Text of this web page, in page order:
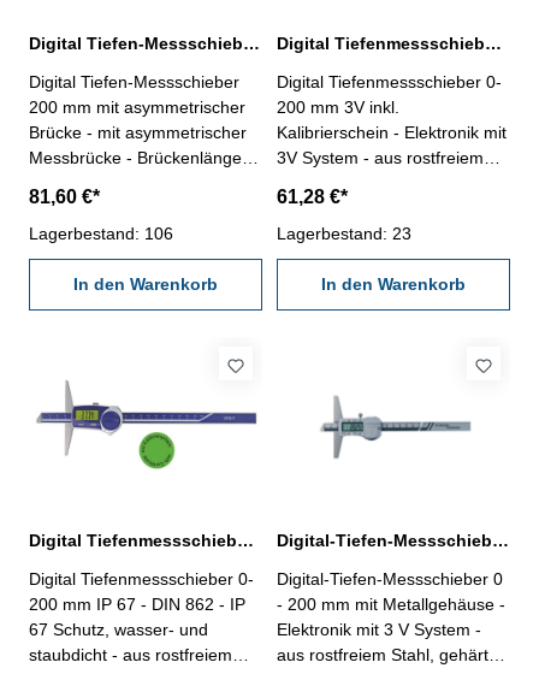
Digital Tiefen-Messschieber 200 x 120 mm mit asymmetrischer Brücke
Digital Tiefen-Messschieber
200 mm mit asymmetrischer
Brücke - mit asymmetrischer
Messbrücke - Brückenlänge
aus rostfreiem Stahl, gehärtet
- Ablesung 0,01 mm oder
0,0005" - mit Ein/Aus-, Null-
und mm/inch-Taste -
Genauigkeit DIN 862 - im
81,60 €*
Lagerbestand: 106
In den Warenkorb
Digital Tiefenmessschieber 0-200 mm DIN 862, 3 V, inkl. Kalibrierschein
Digital Tiefenmessschieber 0-
200 mm 3V inkl.
Kalibrierschein - Elektronik mit
3V System - aus rostfreiem
0,01 mm / 0,0005" -
Genauigkeit 0,03 mm, DIN
862 - mit Ein/Aus-, Null-, Unit-
und Hold-Taste - mit RS 232C-
Schnittstelle, Datenausgang
Behältnis/Kasten Messbereich
61,28 €*
Lagerbestand: 23
In den Warenkorb
Digital Tiefenmessschieber IP 67 0 - 200 mm inkl. Kalibrierschein
Digital Tiefenmessschieber 0-
200 mm IP 67 - DIN 862 - IP
67 Schutz, wasser- und
staubdicht - aus rostfreiem
Digital-Tiefen-Messschieber 0 - 200 mm DIN 862 3V
Digital-Tiefen-Messschieber 0
- 200 mm mit Metallgehäuse -
Elektronik mit 3 V System -
aus rostfreiem Stahl, gehärtet